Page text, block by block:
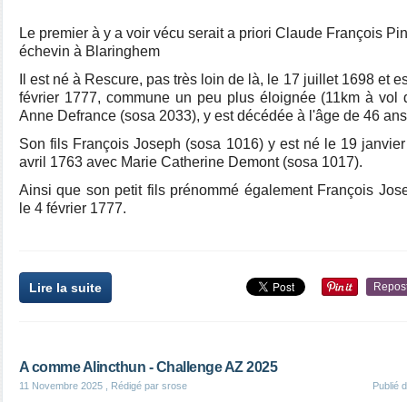
Le premier à y a voir vécu serait a priori Claude François
échevin à Blaringhem
Il est né à Rescure, pas très loin de là, le 17 juillet 1698 et
février 1777, commune un peu plus éloignée (11km à vol
Anne Defrance (sosa 2033), y est décédée à l'âge de 46
Son fils François Joseph (sosa 1016) y est né le 19
avril 1763 avec Marie Catherine Demont (sosa 1017).
Ainsi que son petit fils prénommé également François
le 4 février 1777.
Lire la suite
A comme Alincthun - Challenge AZ 2025
11 Novembre 2025 , Rédigé par srose Publié